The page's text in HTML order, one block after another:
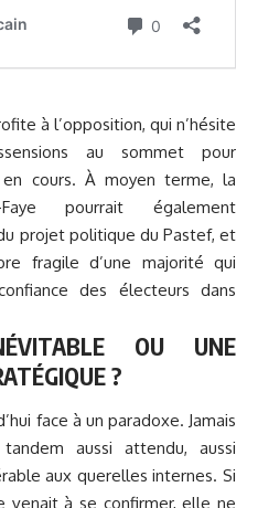
à l’opposition, qui n’hésite
au sommet pour
cours. À moyen terme, la
pourrait également
projet politique du Pastef, et
fragile d’une majorité qui
des électeurs dans
OU UNE
?
face à un paradoxe. Jamais
aussi attendu, aussi
aux querelles internes. Si
venait à se confirmer, elle ne